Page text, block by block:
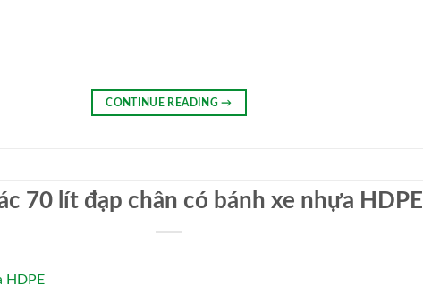
CONTINUE READING→
70 lít đạp chân có bánh xe nhựa HDPE